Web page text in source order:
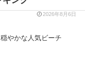
2026年8月6日
やかな人気ビーチ